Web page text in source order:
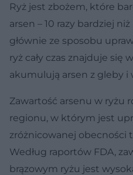
Ryż jest zbożem, które
arsen – 10 razy bardziej
głównie ze sposobu
ryż cały czas znajduje się
akumulują arsen z gleby i
Zawartość arsenu w ryżu
regionu, w którym jest
zróżnicowanej obecności
Według raportów FDA,
brązowym ryżu jest